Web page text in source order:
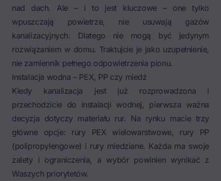
nad dach. Ale – i to jest kluczowe – one tylko
wpuszczają powietrze, nie usuwają gazów
kanalizacyjnych. Dlatego nie mogą być jedynym
rozwiązaniem w domu. Traktujcie je jako uzupełnienie,
nie zamiennik pełnego odpowietrzenia pionu.
Instalacja wodna – PEX, PP czy miedź
Kiedy kanalizacja jest już rozprowadzona i
przechodzicie do instalacji wodnej, pierwsza ważna
decyzja dotyczy materiału rur. Na rynku macie trzy
główne opcje: rury PEX wielowarstwowe, rury PP
(polipropylengowe) i rury miedziane. Każda ma swoje
zalety i ograniczenia, a wybór powinien wynikać z
Waszych priorytetów.